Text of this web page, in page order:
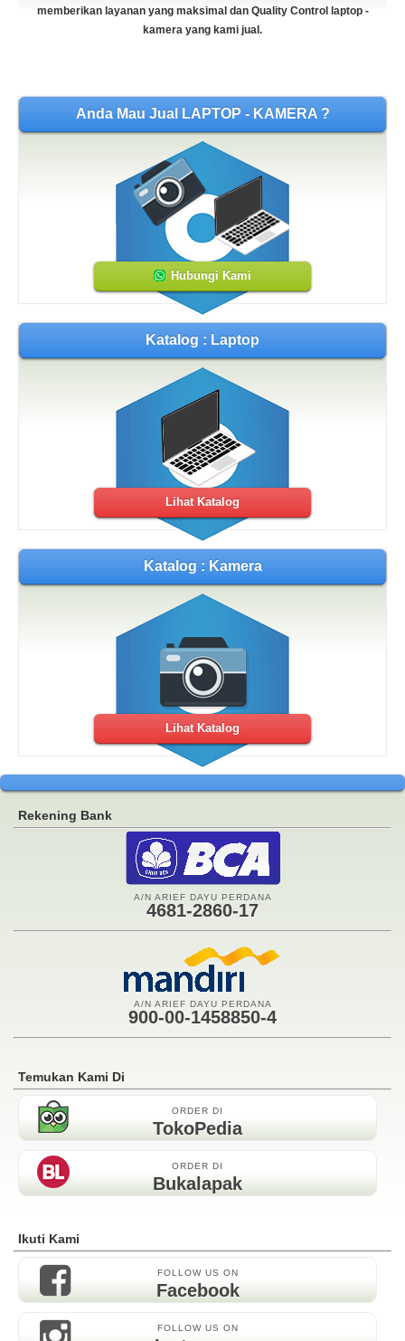
memberikan layanan yang maksimal dan Quality Control laptop -
kamera yang kami jual.
Anda Mau Jual LAPTOP - KAMERA ?
Hubungi Kami
Katalog : Laptop
Lihat Katalog
Katalog : Kamera
Lihat Katalog
Rekening Bank
A/N ARIEF DAYU PERDANA
4681-2860-17
A/N ARIEF DAYU PERDANA
900-00-1458850-4
Temukan Kami Di
ORDER DI
TokoPedia
ORDER DI
Bukalapak
Ikuti Kami
FOLLOW US ON
Facebook
FOLLOW US ON